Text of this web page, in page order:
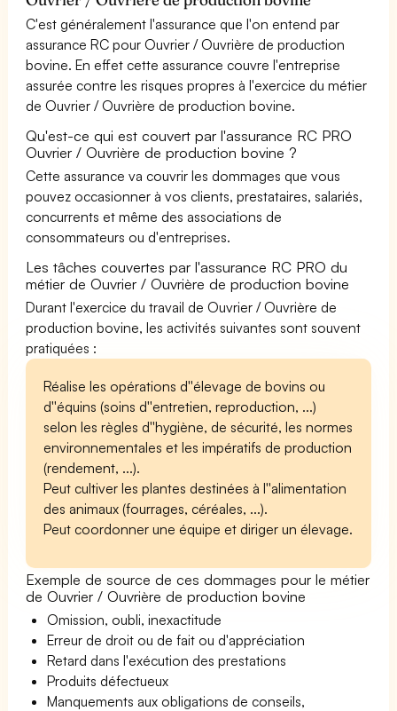
C'est généralement l'assurance que l'on entend par
assurance RC pour Ouvrier / Ouvrière de production
bovine. En effet cette assurance couvre l'entreprise
assurée contre les risques propres à l'exercice du métier
de Ouvrier / Ouvrière de production bovine.
Qu'est-ce qui est couvert par l'assurance RC PRO
Ouvrier / Ouvrière de production bovine ?
Cette assurance va couvrir les dommages que vous
pouvez occasionner à vos clients, prestataires, salariés,
concurrents et même des associations de
consommateurs ou d'entreprises.
Les tâches couvertes par l'assurance RC PRO du
métier de Ouvrier / Ouvrière de production bovine
Durant l'exercice du travail de Ouvrier / Ouvrière de
production bovine, les activités suivantes sont souvent
pratiquées :
Réalise les opérations d''élevage de bovins ou
d''équins (soins d''entretien, reproduction, ...)
selon les règles d''hygiène, de sécurité, les normes
environnementales et les impératifs de production
(rendement, ...).
Peut cultiver les plantes destinées à l''alimentation
des animaux (fourrages, céréales, ...).
Peut coordonner une équipe et diriger un élevage.
Exemple de source de ces dommages pour le métier
de Ouvrier / Ouvrière de production bovine
Omission, oubli, inexactitude
Erreur de droit ou de fait ou d'appréciation
Retard dans l'exécution des prestations
Produits défectueux
Manquements aux obligations de conseils,